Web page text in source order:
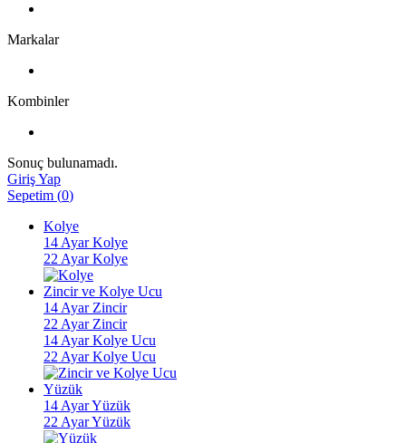
Markalar
Kombinler
Sonuç bulunamadı.
Giriş Yap
Sepetim (0)
Kolye
14 Ayar Kolye
22 Ayar Kolye
Zincir ve Kolye Ucu
14 Ayar Zincir
22 Ayar Zincir
14 Ayar Kolye Ucu
22 Ayar Kolye Ucu
Yüzük
14 Ayar Yüzük
22 Ayar Yüzük